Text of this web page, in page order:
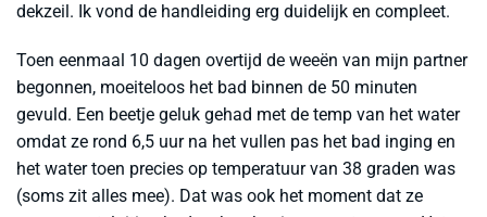
dekzeil. Ik vond de handleiding erg duidelijk en compleet.
Toen eenmaal 10 dagen overtijd de weeën van mijn partner
begonnen, moeiteloos het bad binnen de 50 minuten
gevuld. Een beetje geluk gehad met de temp van het water
omdat ze rond 6,5 uur na het vullen pas het bad inging en
het water toen precies op temperatuur van 38 graden was
(soms zit alles mee). Dat was ook het moment dat ze